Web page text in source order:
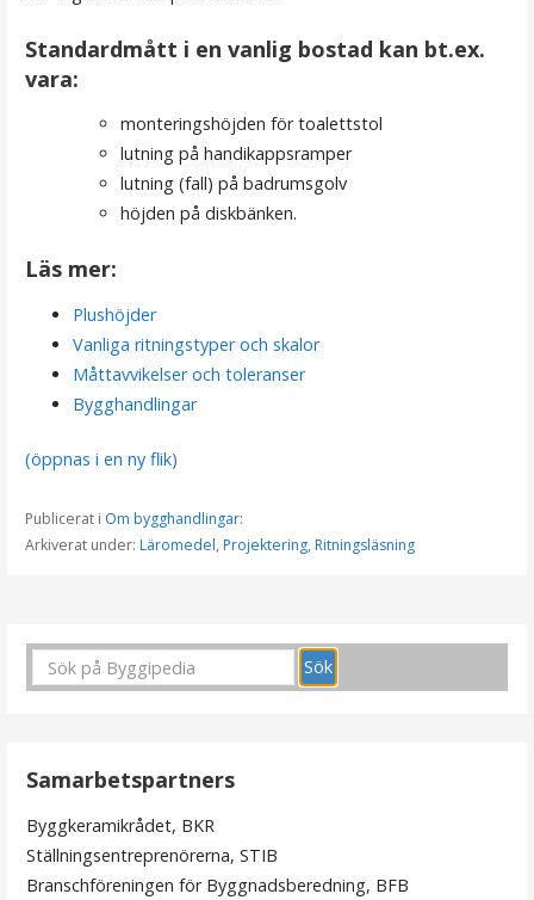
Standardmått i en vanlig bostad kan bt.ex.
vara:
monteringshöjden för toalettstol
lutning på handikappsramper
lutning (fall) på badrumsgolv
höjden på diskbänken.
Läs mer:
Plushöjder
Vanliga ritningstyper och skalor
Måttavvikelser och toleranser
Bygghandlingar
(öppnas i en ny flik)
Publicerat i Om bygghandlingar:
Arkiverat under: Läromedel, Projektering, Ritningsläsning
g
Samarbetspartners
Byggkeramikrådet, BKR
Ställningsentreprenörerna, STIB
Branschföreningen för Byggnadsberedning, BFB